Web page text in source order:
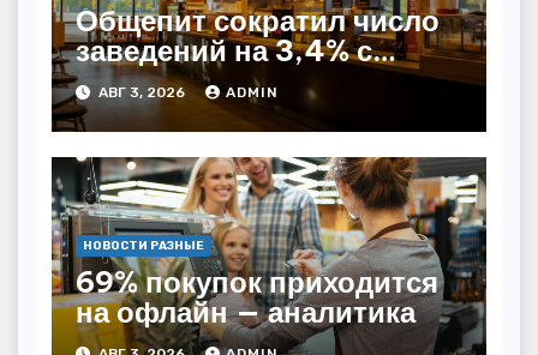
Общепит сократил число
заведений на 3,4% с
начала года — INFOLine
АВГ 3, 2026 ADMIN
НОВОСТИ РАЗНЫЕ
69% покупок приходится
на офлайн — аналитика